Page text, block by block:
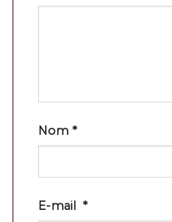
Nom *
E-mail *